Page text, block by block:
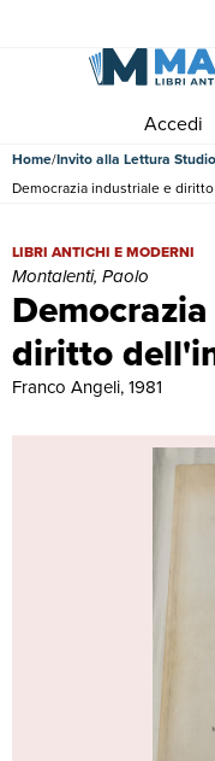
Accedi
Home Invito alla Lettura
Democrazia industriale e
diritto
Democrazia industriale e
LIBRI ANTICHI E MODERNI
Montalenti, Paolo
Franco Angeli, 1981